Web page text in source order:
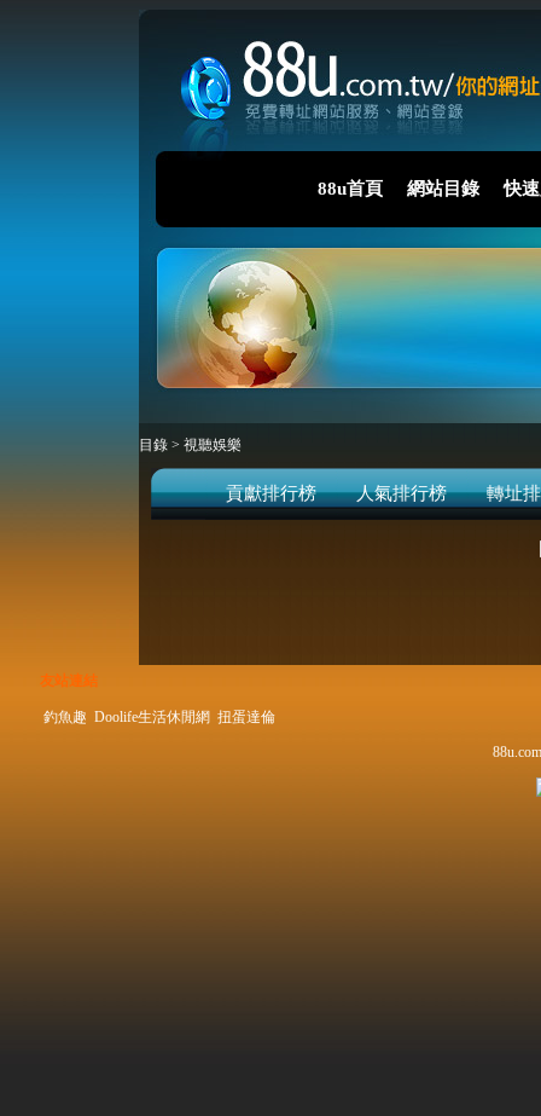
88u首頁 網站目錄 快
目錄 > 視聽娛樂
貢獻排行榜 人氣排行榜 轉址
友站連結
釣魚趣 Doolife生活休閒網 扭蛋達倫